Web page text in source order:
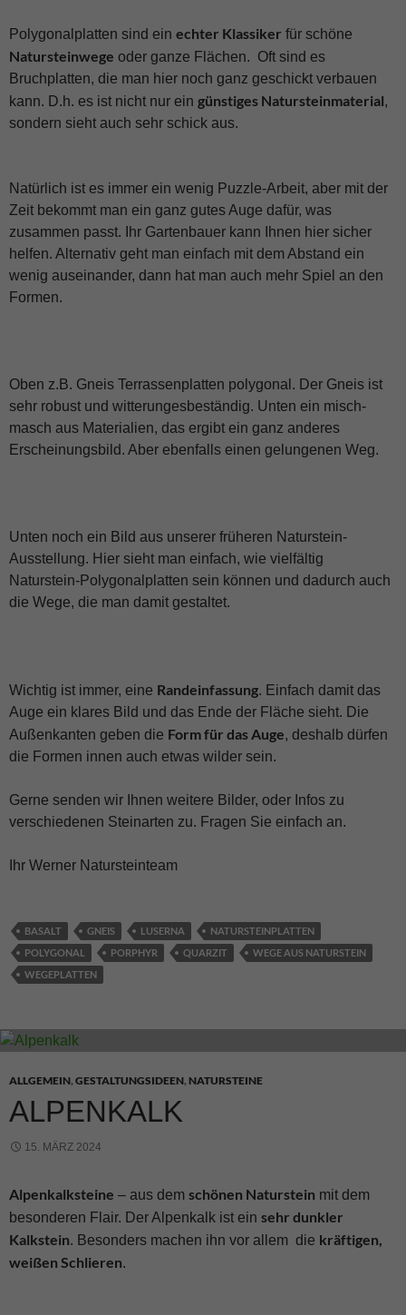
Polygonalplatten sind ein echter Klassiker für schöne
Natursteinwege oder ganze Flächen. Oft sind es
Bruchplatten, die man hier noch ganz geschickt verbauen
kann. D.h. es ist nicht nur ein günstiges Natursteinmaterial,
sondern sieht auch sehr schick aus.
Natürlich ist es immer ein wenig Puzzle-Arbeit, aber mit der
Zeit bekommt man ein ganz gutes Auge dafür, was
zusammen passt. Ihr Gartenbauer kann Ihnen hier sicher
helfen. Alternativ geht man einfach mit dem Abstand ein
wenig auseinander, dann hat man auch mehr Spiel an den
Formen.
Oben z.B. Gneis Terrassenplatten polygonal. Der Gneis ist
sehr robust und witterungesbeständig. Unten ein misch-
masch aus Materialien, das ergibt ein ganz anderes
Erscheinungsbild. Aber ebenfalls einen gelungenen Weg.
Unten noch ein Bild aus unserer früheren Naturstein-
Ausstellung. Hier sieht man einfach, wie vielfältig
Naturstein-Polygonalplatten sein können und dadurch auch
die Wege, die man damit gestaltet.
Wichtig ist immer, eine Randeinfassung. Einfach damit das
Auge ein klares Bild und das Ende der Fläche sieht. Die
Außenkanten geben die Form für das Auge, deshalb dürfen
die Formen innen auch etwas wilder sein.
Gerne senden wir Ihnen weitere Bilder, oder Infos zu
verschiedenen Steinarten zu. Fragen Sie einfach an.
Ihr Werner Natursteinteam
BASALT GNEIS LUSERNA
NATURSTEINPLATTEN
POLYGONAL
PORPHYR QUARZIT
WEGE AUS NATURSTEIN
WEGEPLATTEN
ALLGEMEIN, GESTALTUNGSIDEEN, NATURSTEINE
ALPENKALK
15. MÄRZ 2024
Alpenkalksteine – aus dem schönen Naturstein mit dem
besonderen Flair. Der Alpenkalk ist ein sehr dunkler
Kalkstein. Besonders machen ihn vor allem die kräftigen,
weißen Schlieren.